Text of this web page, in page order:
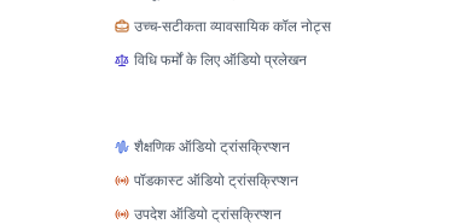
उच्च-सटीकता व्यावसायिक कॉल नोट्स
विधि फर्मों के लिए ऑडियो प्रलेखन
शैक्षणिक ऑडियो ट्रांसक्रिप्शन
पॉडकास्ट ऑडियो ट्रांसक्रिप्शन
उपदेश ऑडियो ट्रांसक्रिप्शन